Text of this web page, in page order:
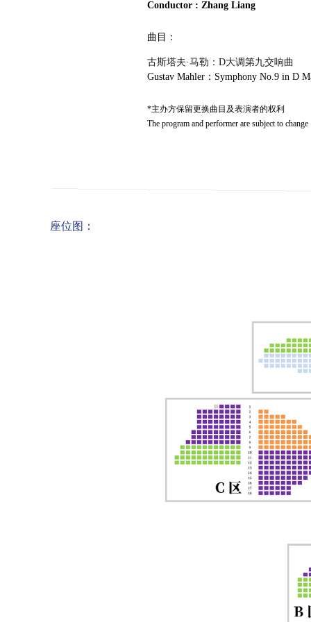
Conductor : Zhang Liang
曲目：
古斯塔夫·马勒：D大调第九交响曲
Gustav Mahler：Symphony No.9 in D
*主办方保留更换曲目及表演者的权利
The program and performer are subject to change
座位图：